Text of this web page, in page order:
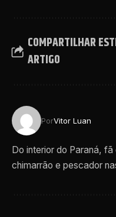
COMPARTILHAR
ARTIGO
PorVitor Luan
Do interior do Paraná,
chimarrão e pescador